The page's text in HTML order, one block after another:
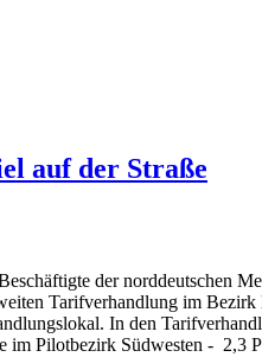
auf der Straße
der norddeutschen
Tarifverhandlung im
In den
im Pilotbezirk Südwesten - 2,3